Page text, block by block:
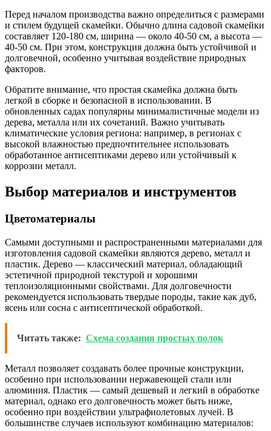
Перед началом производства важно определиться с размерами
и стилем будущей скамейки. Обычно длина садовой скамейки
составляет 120-180 см, ширина — около 40-50 см, а высота —
40-50 см. При этом, конструкция должна быть устойчивой и
долговечной, особенно учитывая воздействие природных
факторов.
Обратите внимание, что простая скамейка должна быть
легкой в сборке и безопасной в использовании. В
обновленных садах популярны минималистичные модели из
дерева, металла или их сочетаний. Важно учитывать
климатические условия региона: например, в регионах с
высокой влажностью предпочтительнее использовать
обработанное антисептиками дерево или устойчивый к
коррозии металл.
Выбор материалов и инструментов
Цветоматериалы
Самыми доступными и распространенными материалами для
изготовления садовой скамейки являются дерево, металл и
пластик. Дерево — классический материал, обладающий
эстетичной природной текстурой и хорошими
теплоизоляционными свойствами. Для долговечности
рекомендуется использовать твердые породы, такие как дуб,
ясень или сосна с антисептической обработкой.
Читать также: Схема создания простых полок
Металл позволяет создавать более прочные конструкции,
особенно при использовании нержавеющей стали или
алюминия. Пластик — самый дешевый и легкий в обработке
материал, однако его долговечность может быть ниже,
особенно при воздействии ультрафиолетовых лучей. В
большинстве случаев используют комбинацию материалов: